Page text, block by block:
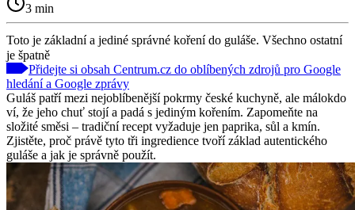
3 min
Toto je základní a jediné správné koření do guláše. Všechno ostatní
je špatně
Přidejte si obsah Centrum.cz do oblíbených zdrojů pro Google
hledání a Google zprávy
Guláš patří mezi nejoblíbenější pokrmy české kuchyně, ale málokdo
ví, že jeho chuť stojí a padá s jediným kořením. Zapomeňte na
složité směsi – tradiční recept vyžaduje jen paprika, sůl a kmín.
Zjistěte, proč právě tyto tři ingredience tvoří základ autentického
guláše a jak je správně použít.